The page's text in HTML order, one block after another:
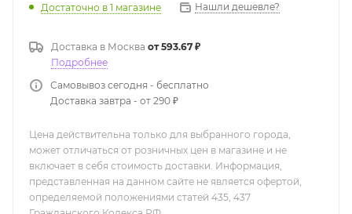
Достаточно в 1 магазине Нашли дешевле?
Доставка в Москва от 593.67 ₽
Подробнее
Самовывоз сегодня - бесплатно
Доставка завтра - от 290 ₽
Цена действительна только для выбранного города,
может отличаться от розничных цен в магазине и не
включает в себя стоимость доставки. Информация,
представленная на данном сайте не является офертой,
определяемой положениями статей 435, 437